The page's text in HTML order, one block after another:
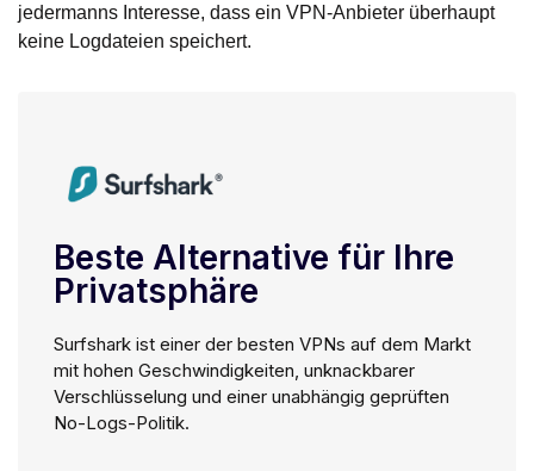
jedermanns Interesse, dass ein VPN-Anbieter überhaupt
keine Logdateien speichert.
Beste Alternative für Ihre
Privatsphäre
Surfshark ist einer der besten VPNs auf dem Markt
mit hohen Geschwindigkeiten, unknackbarer
Verschlüsselung und einer unabhängig geprüften
No-Logs-Politik.